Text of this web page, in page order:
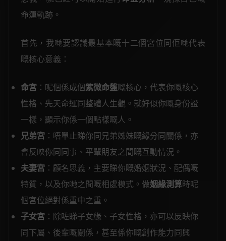
命運軌跡。
首先，我哋要認識最基本嘅十二個宮位同佢哋代表
嘅核心意義：
命宮 ：呢個係成個紫微命盤嘅核心，代表你嘅核心
性格、先天命運同整體人生觀。就好似你嘅身份證
一樣，顯示你係一個點樣嘅人。
兄弟宮 ：唔單止睇你同兄弟姊妹嘅緣分同關係，亦
會反映你同同事、平輩朋友之間嘅互動情況。
夫妻宮 ：顧名思義，主要睇你嘅婚姻狀況、配偶嘅
特質，以及你哋之間嘅相處模式。做姻緣測算時呢
個宮位絕對係重中之重。
子女宮 ：除咗睇子女緣、子女性格，亦可以反映你
同下屬、後輩嘅關係，甚至係你嘅創作能力同興